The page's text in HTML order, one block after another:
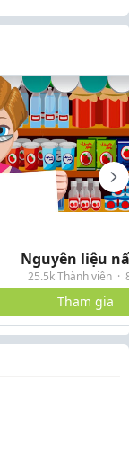
Nguyên liệu
25.5k Thành viên ·
Tham gia